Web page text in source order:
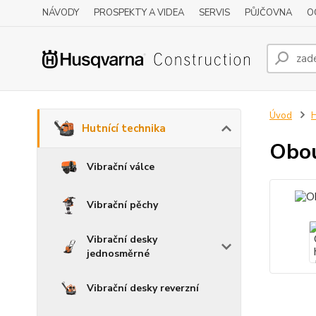
NÁVODY PROSPEKTY A VIDEA SERVIS PŮJČOVNA
Hutnící technika
Vibrační válce
Vibrační pěchy
Vibrační desky
jednosměrné
Vibrační desky reverzní
Úvod